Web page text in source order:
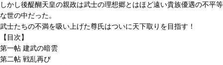
しかし後醍醐天皇の親政は武士の理想郷とはほど遠い貴族優遇の不平等
な世の中だった。
武士たちの不満を吸い上げた尊氏はついに天下取りを目指す！
【目次】
第一帖 建武の暗雲
第二帖 戦乱再び